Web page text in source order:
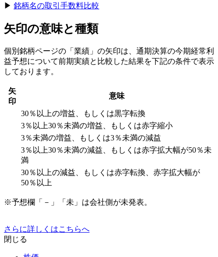
▶︎ 銘柄名の取引手数料比較
矢印の意味と種類
個別銘柄ページの「業績」の矢印は、通期決算の今期経常利
益予想について前期実績と比較した結果を下記の条件で表示
しております。
矢
印
意味
30％以上の増益、もしくは黒字転換
3％以上30％未満の増益、もしくは赤字縮小
3％未満の増益、もしくは3％未満の減益
3％以上30％未満の減益、もしくは赤字拡大幅が50％未
満
30％以上の減益、もしくは赤字転換、赤字拡大幅が
50％以上
※予想欄「－」「未」は会社側が未発表。
さらに詳しくはこちらへ
閉じる